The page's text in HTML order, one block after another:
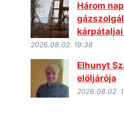
Három
2026.08.02. 19:38
Elhunyt
elöljárója
2026.08.02.